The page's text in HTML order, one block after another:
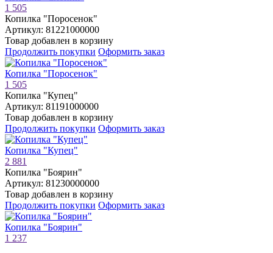
1 505
Копилка "Поросенок"
Артикул: 81221000000
Товар добавлен в корзину
Продолжить покупки Оформить заказ
Копилка "Поросенок"
1 505
Копилка "Купец"
Артикул: 81191000000
Товар добавлен в корзину
Продолжить покупки Оформить заказ
Копилка "Купец"
2 881
Копилка "Боярин"
Артикул: 81230000000
Товар добавлен в корзину
Продолжить покупки Оформить заказ
Копилка "Боярин"
1 237